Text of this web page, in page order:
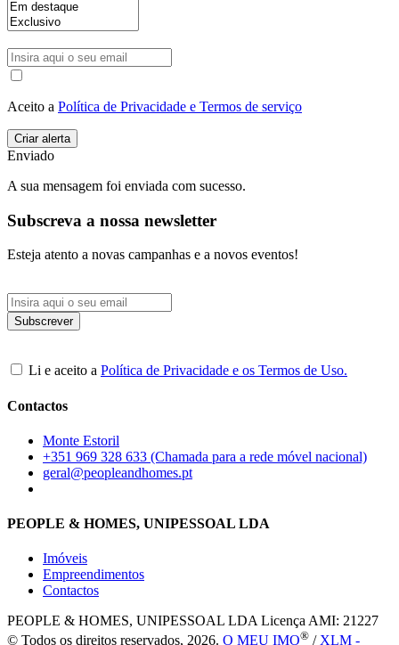
Aceito a Política de Privacidade e Termos de serviço
Enviado
A sua mensagem foi enviada com sucesso.
Subscreva a nossa newsletter
Esteja atento a novas campanhas e a novos eventos!
Li e aceito a Política de Privacidade e os Termos de Uso.
Contactos
Monte Estoril
+351 969 328 633 (Chamada para a rede móvel nacional)
geral@peopleandhomes.pt
PEOPLE & HOMES, UNIPESSOAL LDA
Imóveis
Empreendimentos
Contactos
PEOPLE & HOMES, UNIPESSOAL LDA Licença AMI: 21227
© Todos os direitos reservados, 2026. O MEU IMO® /XLM -